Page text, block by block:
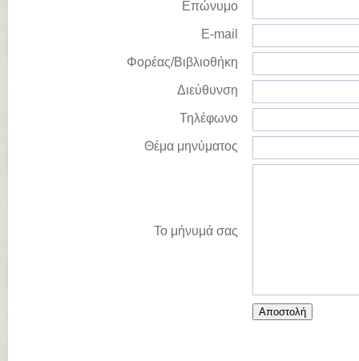
Επώνυμο
E-mail
Φορέας/Βιβλιοθήκη
Διεύθυνση
Τηλέφωνο
Θέμα μηνύματος
Το μήνυμά σας
Αποστολή